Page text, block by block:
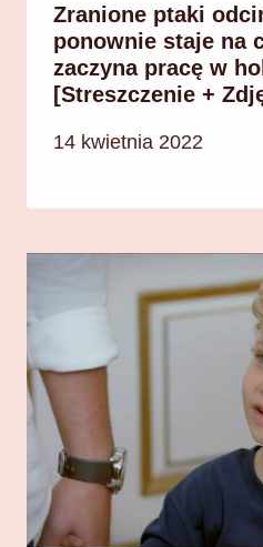
Zranione ptaki
ponownie staje na
zaczyna pracę w
[Streszczenie +
14 kwietnia 2022